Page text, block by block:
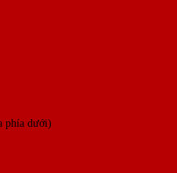
phía dưới)